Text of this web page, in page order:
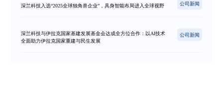
深兰科技入选“2025全球独角兽企业”，具身智能布局进入全球视野 公司新闻
深兰科技与伊拉克国家基建发展基金会达成全方位合作：以AI技术
全面助力伊拉克国家重建与民生发展
公司新闻